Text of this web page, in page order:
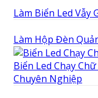
Làm Biển Led Vẫy
Làm Hộp Đèn
Biển Led Chạy
Chuyên Nghiệp